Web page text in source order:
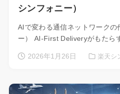
シンフォニー）
AIで変わる通信ネットワークの
ー） AI-First Deliveryがもたら
2026年1月26日 楽天シ